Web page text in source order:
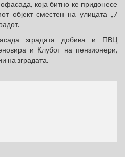
која битно ке придонесе
објект сместен на улицата „7
зградата добива и ПВЦ
и Клубот на пензионери,
на зградата.